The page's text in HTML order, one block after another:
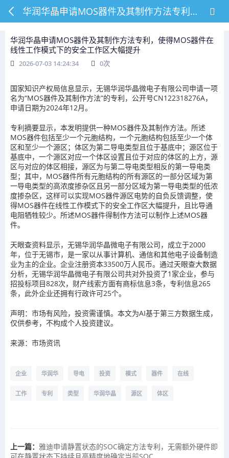
华润华晶申请MOS器件及其制作方法专利，使得MOS器件在线性工作模式下的安全工作区大幅提升
华润华晶申请MOS器件及其制作方法专利，使得MOS器件在
线性工作模式下的安全工作区大幅提升
2026-07-03 14:24:34 0次
国家知识产权局信息显示，无锡华润华晶微电子有限公司申请一项
名为“MOS器件及其制作方法”的专利，公开号CN122318276A，
申请日期为2024年12月。
专利摘要显示，本发明提供一种MOS器件及其制作方法。所述
MOS器件包括至少一个元胞结构，一个元胞结构包括至少一个体
区和至少一个源区；体区为第二导电类型且位于基底中；源区位于
基底中，一个源区对应一个体区设置且位于对应的体区的上方，源
区与对应的体区相接，源区为与第二导电类型相反的第一导电类
型；其中，MOS器件所有元胞结构的所有源区的一部分区域为第
一导电类型的高浓度掺杂区且另一部分区域为第一导电类型的低浓
度掺杂区，这样可以实现MOS器件源区电势的自负反馈调整，使
得MOS器件在线性工作模式下的安全工作区大幅提升，且比导通
电阻牺牲较少。所述MOS器件得制作方法可以制作上述MOS器
件。
天眼查资料显示，无锡华润华晶微电子有限公司，成立于2000
年，位于无锡市，是一家以从事计算机、通信和其他电子设备制造
业为主的企业。企业注册资本33500万人民币。通过天眼查大数据
分析，无锡华润华晶微电子有限公司共对外投资了1家企业，参与
招投标项目828次，财产线索方面有商标信息3条，专利信息265
条，此外企业还拥有行政许可25个。
声明：市场有风险，投资需谨慎。本文为AI基于第三方数据生成，
仅供参考，不构成个人投资建议。
来源：市场资讯
企业 华润华 导电 投资 模式 器件 在线
工作 专利 类型 华润华晶 源区 体区
上一篇： 雅迪申请静置状态的SOC确定方法专利，无需额外硬件即